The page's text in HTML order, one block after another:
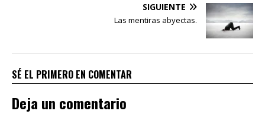
SIGUIENTE
Las mentiras abyectas.
SÉ EL PRIMERO EN COMENTAR
Deja un comentario